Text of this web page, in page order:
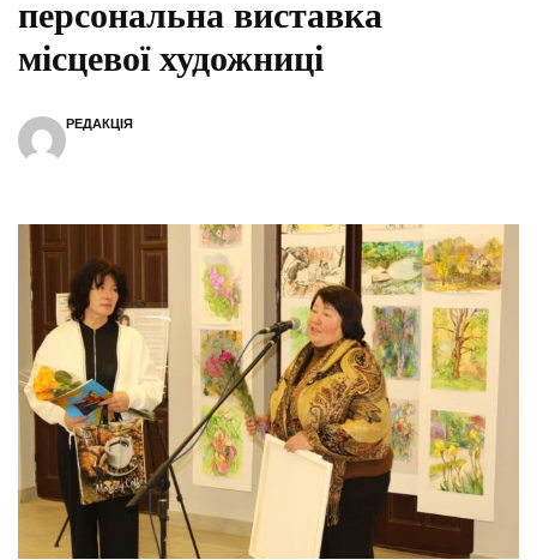
персональна виставка
місцевої художниці
РЕДАКЦІЯ